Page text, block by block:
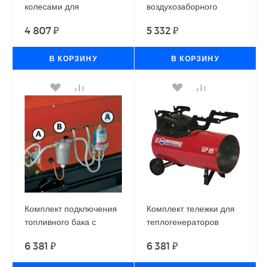
колесами для
Ballu-Biemmedue GE
20
4 807 ₽
В КОРЗИНУ
воздухозаборного
(диаметр 100 мм) для
теплогенераторов
Ballu-Biemmedue
5 332 ₽
В КОРЗИНУ
Комплект подключения
топливного бака с
теплогенераторов
Ballu-Biemmedue GE
6 381 ₽
Комплект тележки для
теплогенераторов
30A, GP 45A, GP 65A
6 381 ₽